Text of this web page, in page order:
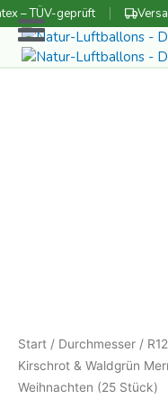
Zum
Inhalt
springen
– TÜV-geprüft
Start / Durchmesser / R12
Kirschrot & Waldgrün
Weihnachten (25 Stück)